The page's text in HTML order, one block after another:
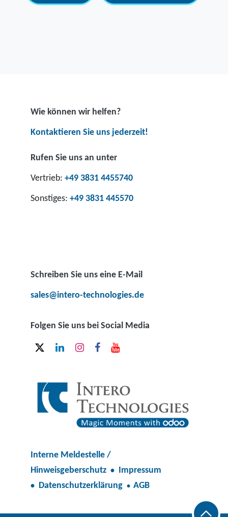
Wie können wir helfen?
Kontaktieren Sie uns jederzeit!
Rufen Sie uns an unter
Vertrieb: +49 3831 4455740
Sonstiges: +49 3831 445570
Schreiben Sie uns eine E-Mail
sales@intero-technologies.de
Folgen Sie uns bei Social Media
Interne Meldestelle /
Hinweisgeberschutz • Impressum
• Datenschutzerklärung • AGB